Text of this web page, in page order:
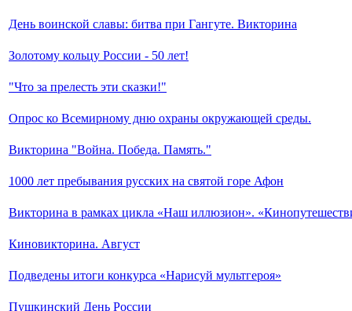
День воинской славы: битва при Гангуте. Викторина
Золотому кольцу России - 50 лет!
"Что за прелесть эти сказки!"
Опрос ко Всемирному дню охраны окружающей среды.
Викторина "Война. Победа. Память."
1000 лет пребывания русских на святой горе Афон
Викторина в рамках цикла «Наш иллюзион».
Киновикторина. Август
Подведены итоги конкурса «Нарисуй мультгероя»
Пушкинский День России